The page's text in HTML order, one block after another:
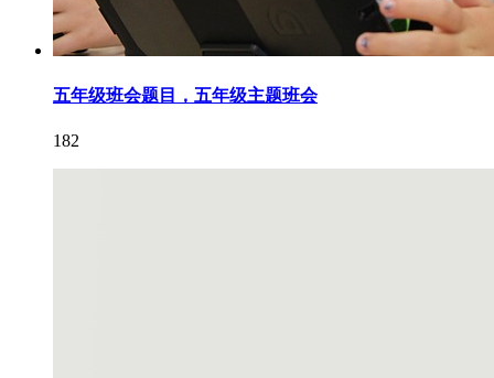
五年级班会题目，五年级主题班会
182